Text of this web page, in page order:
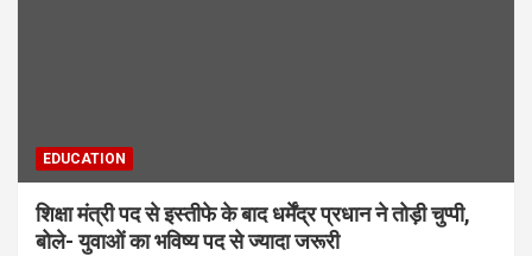
EDUCATION
शिक्षा मंत्री पद से इस्तीफे के बाद धर्मेंद्र प्रधान ने तोड़ी चुप्पी,
बोले- युवाओं का भविष्य पद से ज्यादा जरूरी